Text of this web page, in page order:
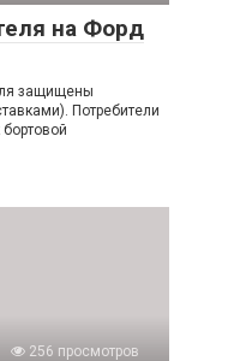
на Форд
защищены
Потребители
256 просмотров